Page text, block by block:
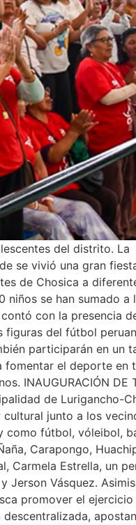
del distrito. La
se vivió una gran
de Chosica a
se han sumado a
con la presencia
figuras del fútbol
participarán en un
fomentar el deporte en
INAUGURACIÓN DE
de Lurigancho-
junto a los
como fútbol, vóleibol,
Carapongo,
Carmela Estrella, un
Jerson Vásquez.
promover el ejercicio